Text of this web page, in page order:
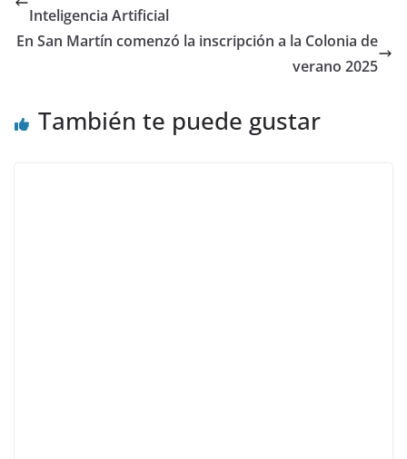
Inteligencia Artificial
En San Martín comenzó la inscripción a la Colonia de
verano 2025
También te puede gustar